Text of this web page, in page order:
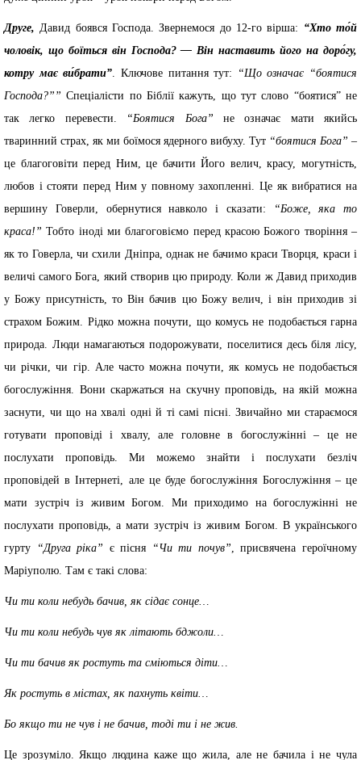
Друге, Давид боявся Господа. Звернемося до 12-го вірша: “Хто то́й
чоловік, що боїться він Господа? — Він наставить його на доро́гу,
котру має ви́брати” . Ключове питання тут:
“Що означає “боятися
Господа?”” Спеціалісти по Біблії кажуть, що тут слово “боятися” не
так легко перевести.
“Боятися Бога” не означає мати якийсь
тваринний страх, як ми боїмося ядерного вибуху. Тут “боятися Бога” –
це благоговіти перед Ним, це бачити Його велич, красу, могутність,
любов і стояти перед Ним у повному захопленні. Це як вибратися на
вершину Говерли, обернутися навколо і сказати:
“Боже, яка то
краса!” Тобто іноді ми благоговіємо перед красою Божого творіння –
як то Говерла, чи схили Дніпра, однак не бачимо краси Творця, краси і
величі самого Бога, який створив цю природу. Коли ж Давид приходив
у Божу присутність, то Він бачив цю Божу велич, і він приходив зі
страхом Божим. Рідко можна почути, що комусь не подобається гарна
природа. Люди намагаються подорожувати, поселитися десь біля лісу,
чи річки, чи гір. Але часто можна почути, як комусь не подобається
богослужіння. Вони скаржаться на скучну проповідь, на якій можна
заснути, чи що на хвалі одні й ті самі пісні. Звичайно ми стараємося
готувати проповіді і хвалу, але головне в богослужінні – це не
послухати проповідь. Ми можемо знайти і послухати безліч
проповідей в Інтернеті, але це буде богослужіння Богослужіння – це
мати зустріч із живим Богом. Ми приходимо на богослужінні не
послухати проповідь, а мати зустріч із живим Богом. В українського
гурту
“Друга ріка” є пісня “Чи ти почув” , присвячена героїчному
Маріуполю. Там є такі слова:
Чи ти коли небудь бачив, як сідає сонце…
Чи ти коли небудь чув як літають бджоли…
Чи ти бачив як ростуть та сміються діти…
Як ростуть в містах, як пахнуть квіти…
Бо якщо ти не чув і не бачив, тоді ти і не жив.
Це зрозуміло. Якщо людина каже що жила, але не бачила і не чула